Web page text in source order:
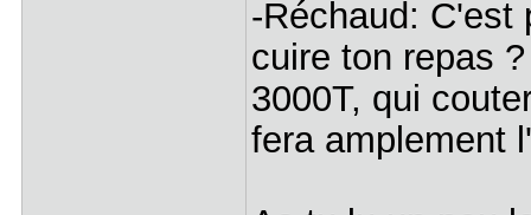
-Réchaud: C'est
cuire ton repas
3000T, qui
fera amplement